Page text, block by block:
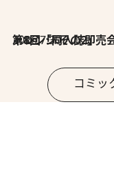
2026.7.30
第8回「同人誌即売会にチャレンジ その2」
コミッ